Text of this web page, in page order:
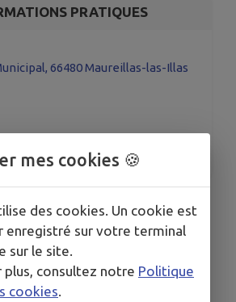
PRATIQUES
66480 Maureillas-las-Illas
adaptée tous
les lundis de 11h
15 septembre 2025 au Foyer
:
mes cookies 🍪
des cookies. Un cookie est
enregistré sur votre terminal
sur le site.
plus, consultez notre Politique
cookies.